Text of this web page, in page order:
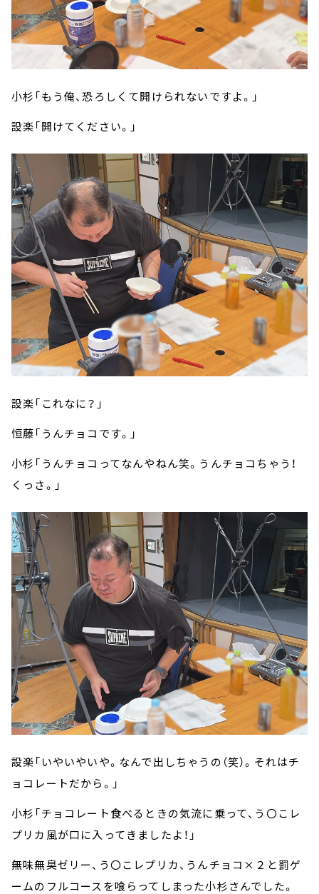
小杉「もう俺、恐ろしくて開けられないですよ。」
設楽「開けてください。」
設楽「これなに？」
恒藤「うんチョコです。」
小杉「うんチョコってなんやねん笑。うんチョコちゃう！
くっさ。」
設楽「いやいやいや。なんで出しちゃうの（笑）。それはチ
ョコレートだから。」
小杉「チョコレート食べるときの気流に乗って、う〇こレ
プリカ風が口に入ってきましたよ！」
無味無臭ゼリー、う〇こレプリカ、うんチョコ×２と罰ゲ
ームのフルコースを喰らってしまった小杉さんでした。